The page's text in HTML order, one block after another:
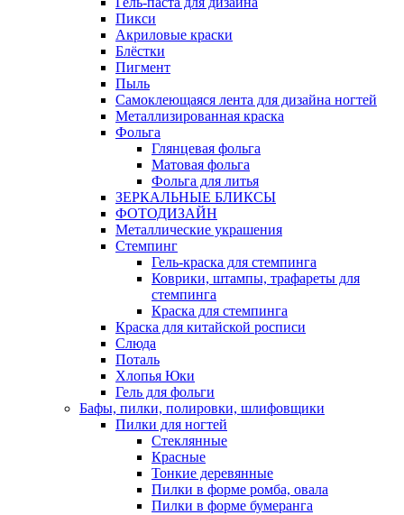
Пикси
Акриловые краски
Блёстки
Пигмент
Пыль
Самоклеющаяся лента для дизайна ногтей
Металлизированная краска
Фольга
Глянцевая фольга
Матовая фольга
Фольга для литья
ЗЕРКАЛЬНЫЕ БЛИКСЫ
ФОТОДИЗАЙН
Металлические украшения
Стемпинг
Гель-краска для стемпинга
Коврики, штампы, трафареты для
стемпинга
Краска для стемпинга
Краска для китайской росписи
Слюда
Поталь
Хлопья Юки
Гель для фольги
Бафы, пилки, полировки, шлифовщики
Пилки для ногтей
Стеклянные
Красные
Тонкие деревянные
Пилки в форме ромба, овала
Пилки в форме бумеранга